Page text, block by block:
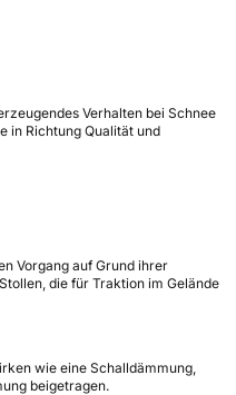
Verhalten bei Schnee
in Richtung Qualität und
Vorgang auf Grund ihrer
die für Traktion im Gelände
wie eine Schalldämmung,
beigetragen.